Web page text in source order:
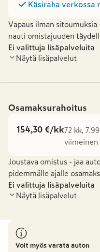
Käsiraha verkossa
Vapaus ilman
nauti omistajuuden
Ei valittuja lisäpalveluita
Näytä lisäpalvelut
Osamaksurahoitus
154,30 €/kk72 kk,
viimeinen
Joustava omistus - jaa
pidemmälle ajalle
Ei valittuja lisäpalveluita
Näytä lisäpalvelut
Voit myös varata auton